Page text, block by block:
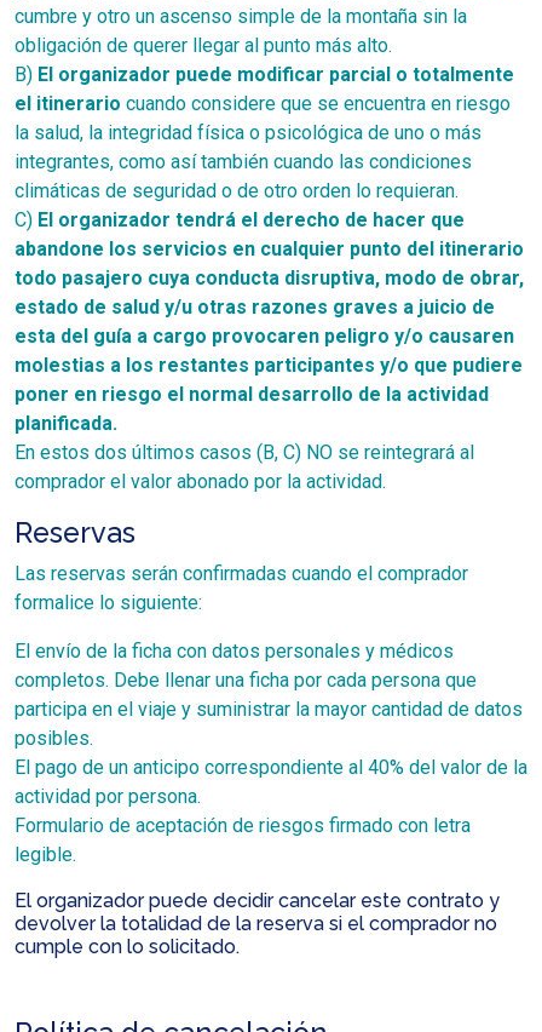
cumbre y otro un ascenso simple de la montaña sin la
obligación de querer llegar al punto más alto.
B) El organizador puede modificar parcial o totalmente
el itinerario cuando considere que se encuentra en riesgo
la salud, la integridad física o psicológica de uno o más
integrantes, como así también cuando las condiciones
climáticas de seguridad o de otro orden lo requieran.
C) El organizador tendrá el derecho de hacer que
abandone los servicios en cualquier punto del itinerario
todo pasajero cuya conducta disruptiva, modo de obrar,
estado de salud y/u otras razones graves a juicio de
esta del guía a cargo provocaren peligro y/o causaren
molestias a los restantes participantes y/o que pudiere
poner en riesgo el normal desarrollo de la actividad
planificada.
En estos dos últimos casos (B, C) NO se reintegrará al
comprador el valor abonado por la actividad.
Reservas
Las reservas serán confirmadas cuando el comprador
formalice lo siguiente:
El envío de la ficha con datos personales y médicos
completos. Debe llenar una ficha por cada persona que
participa en el viaje y suministrar la mayor cantidad de datos
posibles.
El pago de un anticipo correspondiente al 40% del valor de la
actividad por persona.
Formulario de aceptación de riesgos firmado con letra
legible.
El organizador puede decidir cancelar este contrato y
devolver la totalidad de la reserva si el comprador no
cumple con lo solicitado.